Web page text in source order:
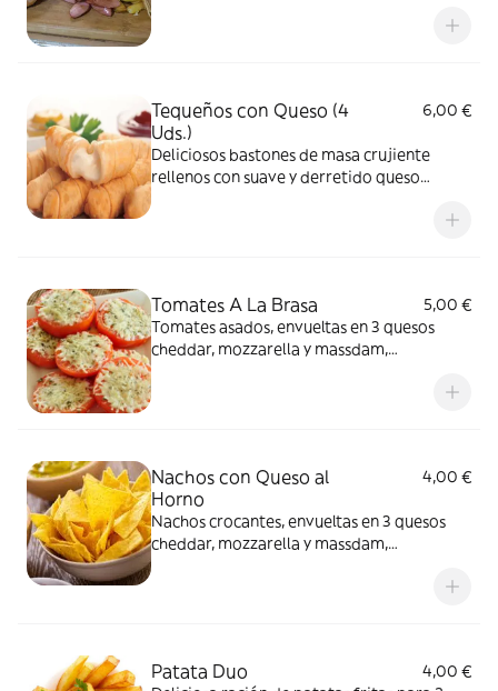
Tequeños con Queso (4
Uds.)
6,00 €
Deliciosos bastones de masa crujiente
rellenos con suave y derretido queso
Tomates A La Brasa
5,00 €
Tomates asados, envueltas en 3 quesos
cheddar, mozzarella y massdam,
Nachos con Queso al
Horno
4,00 €
Nachos crocantes, envueltas en 3 quesos
cheddar, mozzarella y massdam,
Patata Duo
4,00 €